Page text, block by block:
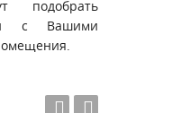
подобрать
с Вашими